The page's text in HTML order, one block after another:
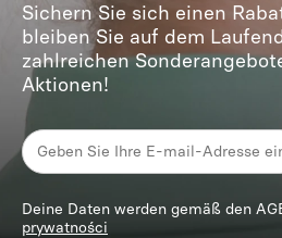
Sichern Sie sich einen
bleiben Sie auf dem
zahlreichen
Aktionen!
Deine Daten werden gemäß den
prywatności